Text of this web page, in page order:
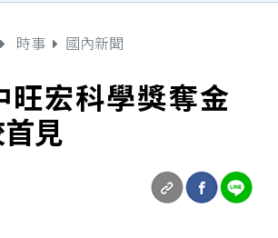
時事 國內新聞
旺宏科學獎奪金
見